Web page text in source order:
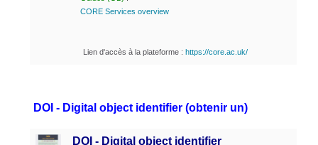
CORE Services overview
Lien d'accès à la plateforme : https://core.ac.uk/
DOI - Digital object identifier (obtenir un)
DOI - Digital object identifier